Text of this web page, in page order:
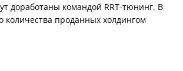
доработаны командой RRT-тюнинг. В
количества проданных холдингом